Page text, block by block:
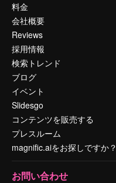
料金
会社概要
Reviews
採用情報
検索トレンド
ブログ
イベント
Slidesgo
コンテンツを販売する
プレスルーム
magnific.aiをお探しですか？
お問い合わせ